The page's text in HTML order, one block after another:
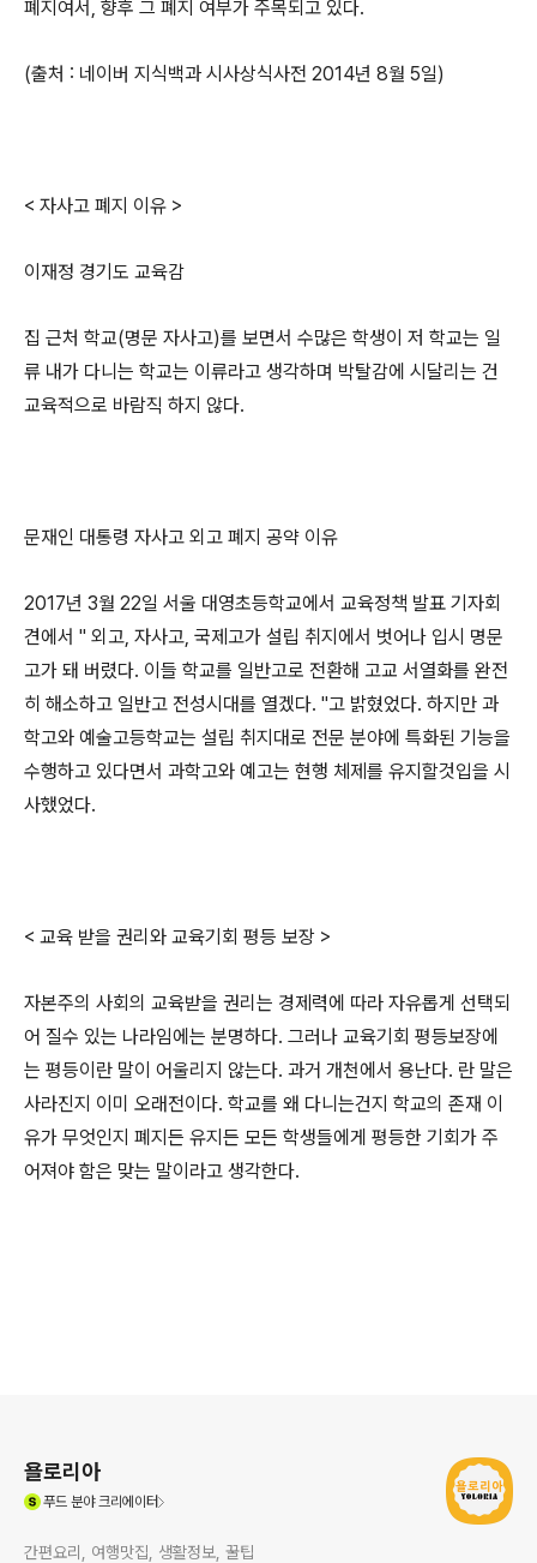
폐지여서, 향후 그 폐지 여부가 주목되고 있다.
(출처 : 네이버 지식백과 시사상식사전 2014년 8월 5일)
< 자사고 폐지 이유 >
이재정 경기도 교육감
집 근처 학교(명문 자사고)를 보면서 수많은 학생이 저 학교는 일
류 내가 다니는 학교는 이류라고 생각하며 박탈감에 시달리는 건
교육적으로 바람직 하지 않다.
문재인 대통령 자사고 외고 폐지 공약 이유
2017년 3월 22일 서울 대영초등학교에서 교육정책 발표 기자회
견에서 " 외고, 자사고, 국제고가 설립 취지에서 벗어나 입시 명문
고가 돼 버렸다. 이들 학교를 일반고로 전환해 고교 서열화를 완전
히 해소하고 일반고 전성시대를 열겠다. "고 밝혔었다. 하지만 과
학고와 예술고등학교는 설립 취지대로 전문 분야에 특화된 기능을
수행하고 있다면서 과학고와 예고는 현행 체제를 유지할것입을 시
사했었다.
< 교육 받을 권리와 교육기회 평등 보장 >
자본주의 사회의 교육받을 권리는 경제력에 따라 자유롭게 선택되
어 질수 있는 나라임에는 분명하다. 그러나 교육기회 평등보장에
는 평등이란 말이 어울리지 않는다. 과거 개천에서 용난다. 란 말은
사라진지 이미 오래전이다. 학교를 왜 다니는건지 학교의 존재 이
유가 무엇인지 폐지든 유지든 모든 학생들에게 평등한 기회가 주
어져야 함은 맞는 말이라고 생각한다.
욜로리아
푸드분야 크리에이터
간편요리, 여행맛집, 생활정보, 꿀팁